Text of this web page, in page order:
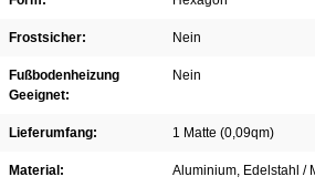
Frostsicher: Nein
Fußbodenheizung
Geeignet:
Nein
Lieferumfang: 1 Matte (0,09qm)
Material: Aluminium , Edelstahl /